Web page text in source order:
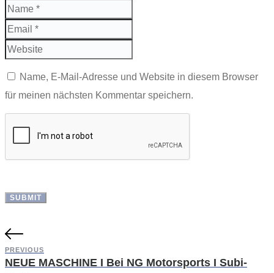
Name, E-Mail-Adresse und Website in diesem Browser
für meinen nächsten Kommentar speichern.
PREVIOUS
NEUE MASCHINE I Bei NG Motorsports I Subi-